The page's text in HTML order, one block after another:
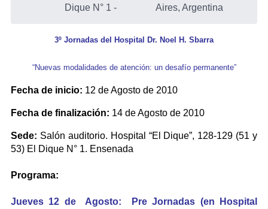
Dique N° 1 -
Aires, Argentina
3º Jornadas del Hospital Dr. Noel H. Sbarra
“Nuevas modalidades de atención: un desafío permanente”
Fecha de inicio: 12 de Agosto de 2010
Fecha de finalización: 14 de Agosto de 2010
Sede: Salón auditorio. Hospital “El Dique”, 128-129 (51 y
53) El Dique N° 1. Ensenada
Programa:
Jueves 12 de Agosto: Pre Jornadas (en Hospital